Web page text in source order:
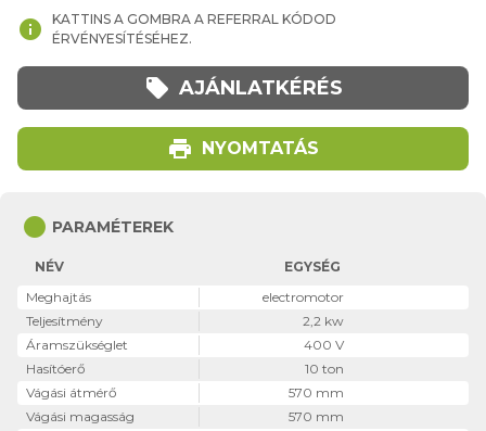
info
KATTINS A GOMBRA A REFERRAL KÓDOD
ÉRVÉNYESÍTÉSÉHEZ.
local_offer AJÁNLATKÉRÉS
print NYOMTATÁS
circle PARAMÉTEREK
NÉV
EGYSÉG
Meghajtás
electromotor
Teljesítmény
2,2 kw
Áramszükséglet
400 V
Hasítóerő
10 ton
Vágási átmérő
570 mm
Vágási magasság
570 mm